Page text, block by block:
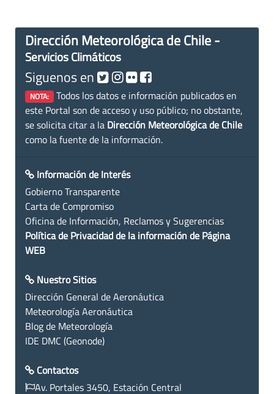
Dirección Meteorológica de Chile -
Servicios Climáticos
Siguenos en
NOTA: Todos los datos e información publicados en
este Portal son de acceso y uso público; no obstante,
se solicita citar a la Dirección Meteorológica de Chile
como la fuente de la información.
Información de Interés
Gobierno Transparente
Carta de Compromiso
Oficina de Información, Reclamos y Sugerencias
Política de Privacidad de la información de Página
WEB
Nuestro Sitios
Dirección General de Aeronáutica
Meteorología Aeronáutica
Blog de Meteorología
IDE DMC (Geonode)
Contactos
Av. Portales 3450, Estación Central